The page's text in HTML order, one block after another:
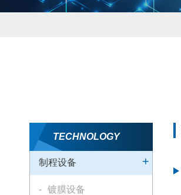
TECHNOLOGY
制程设备
镀膜设备